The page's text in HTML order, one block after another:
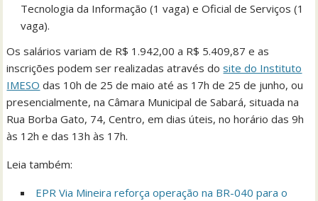
Tecnologia da Informação (1 vaga) e Oficial de Serviços (1
vaga).
Os salários variam de R$ 1.942,00 a R$ 5.409,87 e as
inscrições podem ser realizadas através dosite do Instituto
IMESO das 10h de 25 de maio até as 17h de 25 de junho, ou
presencialmente, na Câmara Municipal de Sabará, situada na
Rua Borba Gato, 74, Centro, em dias úteis, no horário das 9h
às 12h e das 13h às 17h.
Leia também:
EPR Via Mineira reforça operação na BR-040 para o